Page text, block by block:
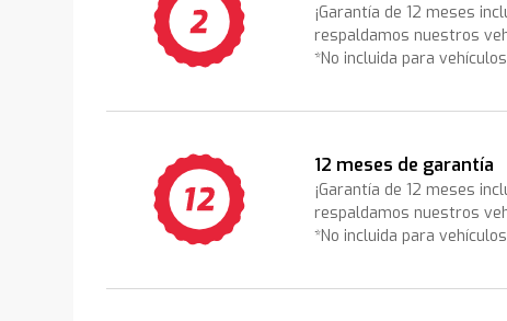
¡Garantía de 12 meses
respaldamos nuestros
*No incluida para
12 meses de garantía
¡Garantía de 12 meses
respaldamos nuestros
*No incluida para